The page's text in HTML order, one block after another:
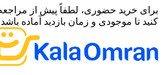
برای خرید حضوری، لطفاً پیش از
کنید تا موجودی و زمان بازدید آماده